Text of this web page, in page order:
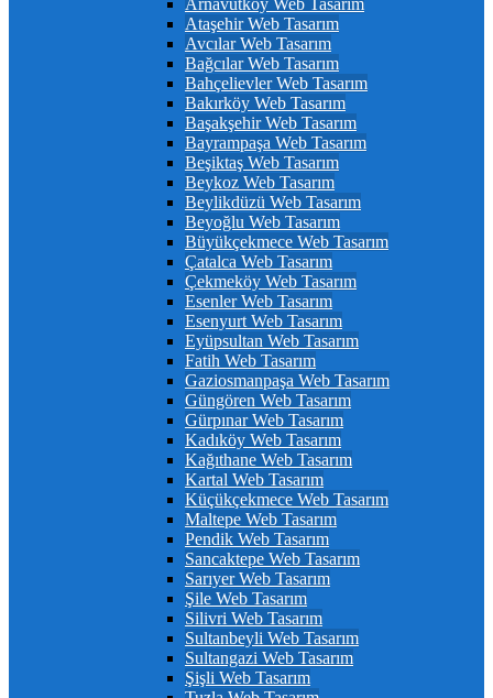
Arnavutköy Web Tasarım
Ataşehir Web Tasarım
Avcılar Web Tasarım
Bağcılar Web Tasarım
Bahçelievler Web Tasarım
Bakırköy Web Tasarım
Başakşehir Web Tasarım
Bayrampaşa Web Tasarım
Beşiktaş Web Tasarım
Beykoz Web Tasarım
Beylikdüzü Web Tasarım
Beyoğlu Web Tasarım
Büyükçekmece Web Tasarım
Çatalca Web Tasarım
Çekmeköy Web Tasarım
Esenler Web Tasarım
Esenyurt Web Tasarım
Eyüpsultan Web Tasarım
Fatih Web Tasarım
Gaziosmanpaşa Web Tasarım
Güngören Web Tasarım
Gürpınar Web Tasarım
Kadıköy Web Tasarım
Kağıthane Web Tasarım
Kartal Web Tasarım
Küçükçekmece Web Tasarım
Maltepe Web Tasarım
Pendik Web Tasarım
Sancaktepe Web Tasarım
Sarıyer Web Tasarım
Şile Web Tasarım
Silivri Web Tasarım
Sultanbeyli Web Tasarım
Sultangazi Web Tasarım
Şişli Web Tasarım